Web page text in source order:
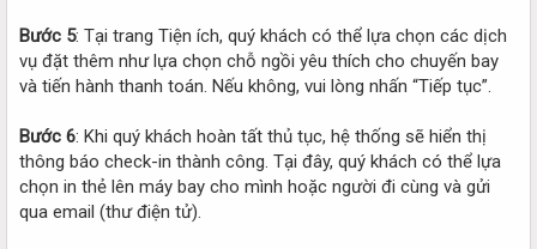
Bước 5: Tại trang Tiện ích, quý khách có thể lựa chọn các dịch
vụ đặt thêm như lựa chọn chỗ ngồi yêu thích cho chuyến bay
và tiến hành thanh toán. Nếu không, vui lòng nhấn “Tiếp tục”.
Bước 6: Khi quý khách hoàn tất thủ tục, hệ thống sẽ hiển thị
thông báo check-in thành công. Tại đây, quý khách có thể lựa
chọn in thẻ lên máy bay cho mình hoặc người đi cùng và gửi
qua email (thư điện tử).